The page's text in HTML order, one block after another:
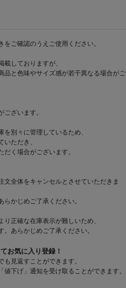
ご確認のうえご使用ください。
しておりますが、
品と色味やサイズ感が若干異なる場合がご
ございます。
別々に管理しているため、
いただき、
だく場合がございます。
文全体をキャンセルとさせていただきま
らかじめご了承ください。
正確な在庫表示が難しいため、
。あらかじめご了承ください。
お気に入り登録！
見返すことができます。
下げ」通知を受け取ることができます。